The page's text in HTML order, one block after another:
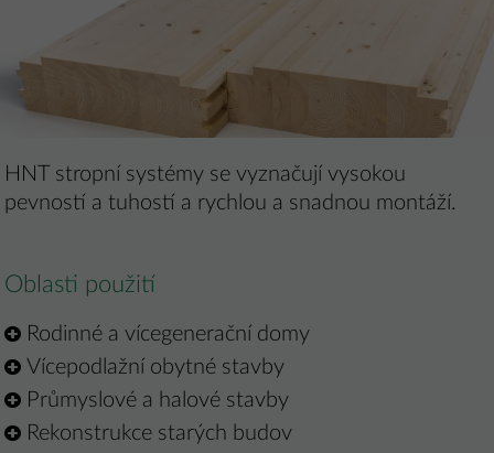
HNT stropní systémy se vyznačují vysokou
pevností a tuhostí a rychlou a snadnou montáží.
Oblasti použití
Rodinné a vícegenerační domy
Vícepodlažní obytné stavby
Průmyslové a halové stavby
Rekonstrukce starých budov